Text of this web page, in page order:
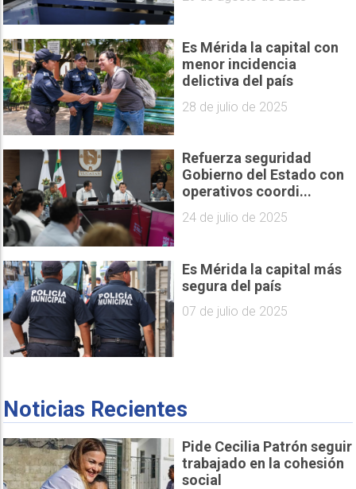
Es Mérida la capital con
menor incidencia
delictiva del país
28 de julio de 2025
Refuerza seguridad
Gobierno del Estado con
operativos coordi...
24 de julio de 2025
Es Mérida la capital más
segura del país
07 de julio de 2025
Noticias Recientes
Pide Cecilia Patrón seguir
trabajado en la cohesión
social